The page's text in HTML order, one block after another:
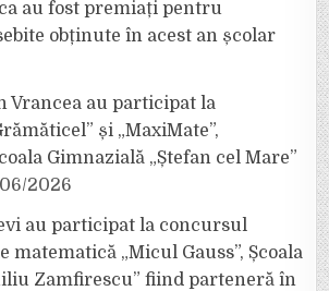
au fost premiați pentru
obținute în acest an școlar
Vrancea au participat la
și „MaxiMate”,
Gimnazială „Ștefan cel Mare”
2026
au participat la concursul
matematică „Micul Gauss”, Școala
Zamfirescu” fiind parteneră în